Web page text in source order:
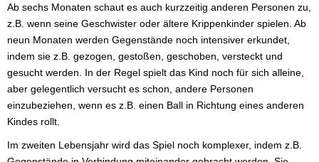
Ab sechs Monaten schaut es auch kurzzeitig anderen Personen zu,
z.B. wenn seine Geschwister oder ältere Krippenkinder spielen. Ab
neun Monaten werden Gegenstände noch intensiver erkundet,
indem sie z.B. gezogen, gestoßen, geschoben, versteckt und
gesucht werden. In der Regel spielt das Kind noch für sich alleine,
aber gelegentlich versucht es schon, andere Personen
einzubeziehen, wenn es z.B. einen Ball in Richtung eines anderen
Kindes rollt.
Im zweiten Lebensjahr wird das Spiel noch komplexer, indem z.B.